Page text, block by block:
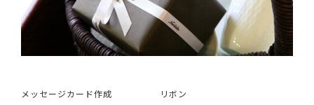
メッセージカード作成 リボン